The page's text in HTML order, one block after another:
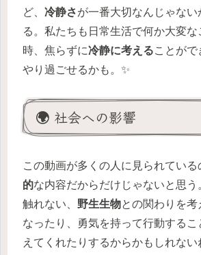
ど、 冷静さが一番大切なんじゃない
る。私たちも日常生活で何か大変な
時、焦らずに冷静に考えることがで
やり過ごせるかも。✨
🌍 社会への影響
この動画が多くの人に見られている
的な内容だからだけじゃないと思
触れない、 野生生物との関わりを
なったり、勇気を持って行動するこ
えてくれたりするからかもしれない